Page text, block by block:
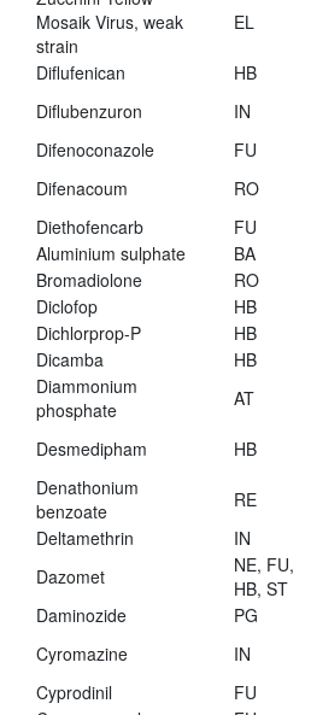
Mosaik Virus, weak
strain
EL
Diflufenican HB
Diflubenzuron
IN
Difenoconazole
FU
Difenacoum
RO
Diethofencarb
FU
Aluminium sulphate
BA
Bromadiolone
RO
Diclofop
HB
Dichlorprop-P
HB
Dicamba
HB
Diammonium
phosphate
AT
Desmedipham HB
Denathonium
benzoate
RE
Deltamethrin
IN
Dazomet
NE, FU,
HB, ST
Daminozide
PG
Cyromazine
IN
Cyprodinil
FU